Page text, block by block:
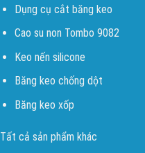
Dụng cụ cắt băng keo
Cao su non Tombo 9082
Keo nến silicone
Băng keo chống dột
Băng keo xốp
Tất cả sản phẩm khác